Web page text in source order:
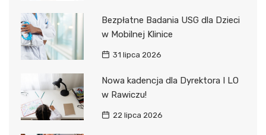
Bezpłatne Badania USG dla Dzieci
w Mobilnej Klinice
31 lipca 2026
Nowa kadencja dla Dyrektora I LO
w Rawiczu!
22 lipca 2026